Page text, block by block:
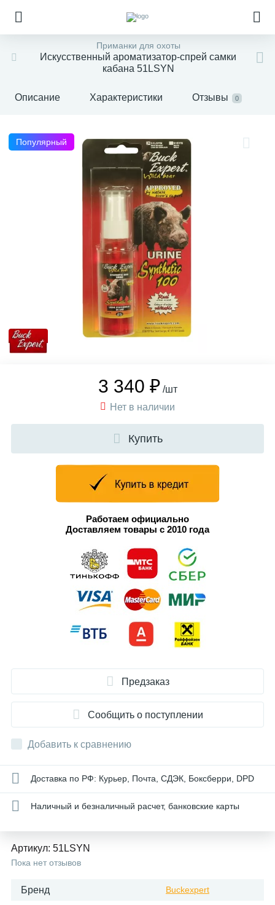
Приманки для охоты
Искусственный ароматизатор-спрей самки
кабана 51LSYN
Описание Характеристики Отзывы 0
Популярный
3 340 ₽ /шт
Нет в наличии
Купить
Работаем официально
Доставляем товары с 2010 года
Предзаказ
Сообщить о поступлении
Добавить к сравнению
Доставка по РФ: Курьер, Почта, СДЭК, Боксберри, DPD
Наличный и безналичный расчет, банковские карты
Артикул: 51LSYN
Пока нет отзывов
Бренд Buckexpert